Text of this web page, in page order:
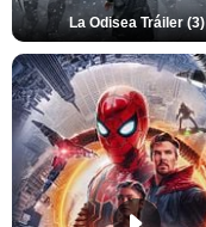
La Odisea Tráiler (3)